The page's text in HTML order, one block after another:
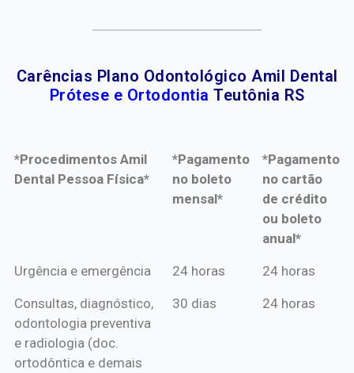
Carências Plano Odontológico Amil Dental
Prótese e Ortodontia Teutônia RS
*Procedimentos Amil
Dental Pessoa Física*
*Pagamento
no boleto
mensal*
*Pagamento
no cartão
de crédito
ou boleto
anual*
*Procedimentos Amil
*Pagamento
mensal*
*Pagamento
de crédito
Urgência e emergência 24 horas 24 horas
Consultas, diagnóstico,
odontologia preventiva
e radiologia (doc.
ortodôntica e demais
30 dias 24 horas